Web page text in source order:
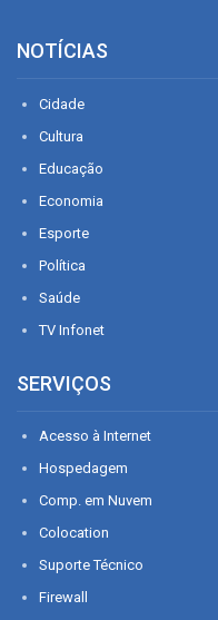
NOTÍCIAS
Cidade
Cultura
Educação
Economia
Esporte
Política
Saúde
TV Infonet
SERVIÇOS
Acesso à Internet
Hospedagem
Comp. em Nuvem
Colocation
Suporte Técnico
Firewall